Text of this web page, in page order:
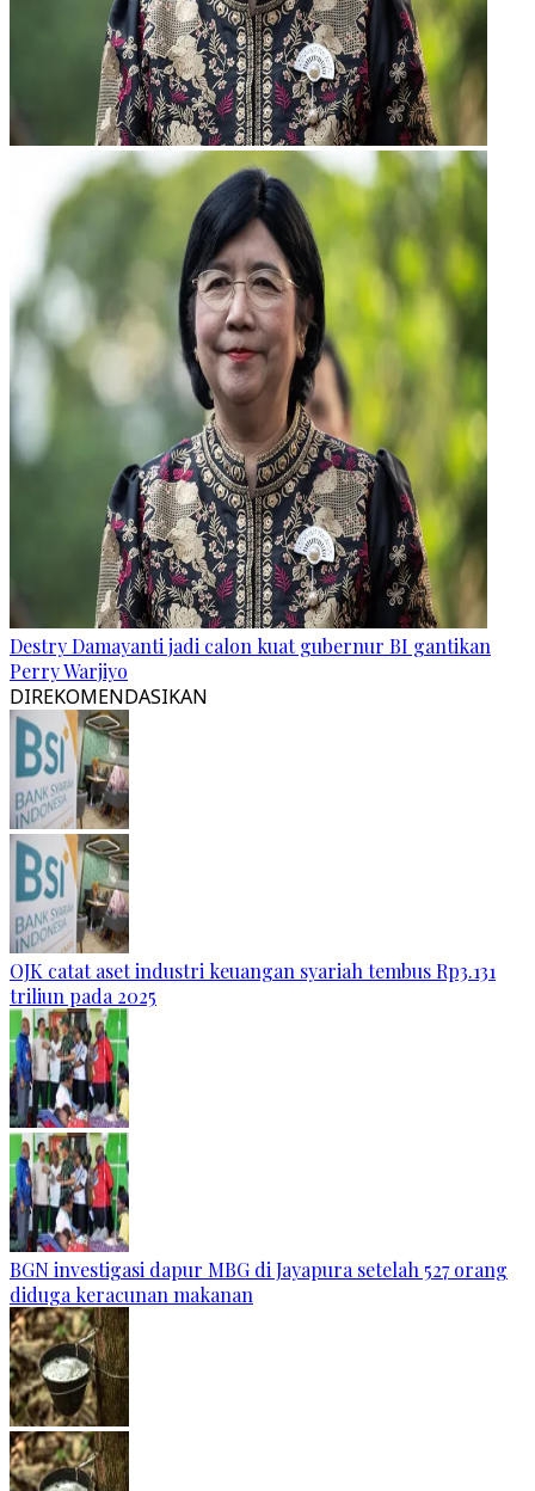
Destry Damayanti jadi calon kuat gubernur BI gantikan
Perry Warjiyo
DIREKOMENDASIKAN
OJK catat aset industri keuangan syariah tembus Rp3.131
triliun pada 2025
BGN investigasi dapur MBG di Jayapura setelah 527 orang
diduga keracunan makanan